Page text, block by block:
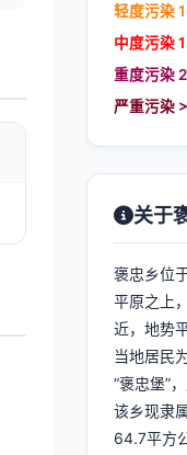
轻度污染
中度污染
重度污染
严重污染
关于
褒忠乡位
平原之上
近，地势
当地居民
“褒忠堡”
该乡现隶
64.7平方